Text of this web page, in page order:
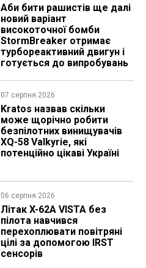
Аби бити рашистів ще далі
новий варіант
високоточної бомби
StormBreaker отримає
турбореактивний двигун і
готується до випробувань
07 серпня 2026
Kratos назвав скільки
може щорічно робити
безпілотних винищувачів
XQ-58 Valkyrie, які
потенційно цікаві Україні
06 серпня 2026
Літак X-62A VISTA без
пілота навчився
перехоплювати повітряні
цілі за допомогою IRST
сенсорів